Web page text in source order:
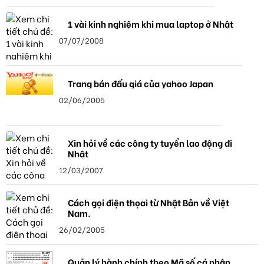
1 vài kinh nghiệm khi mua laptop ở Nhật
07/07/2008
Trang bán đấu giá của yahoo Japan
02/06/2005
Xin hỏi về các công ty tuyển lao động đi
Nhật
12/03/2007
Cách gọi điện thọai từ Nhật Bản về Việt
Nam.
26/02/2005